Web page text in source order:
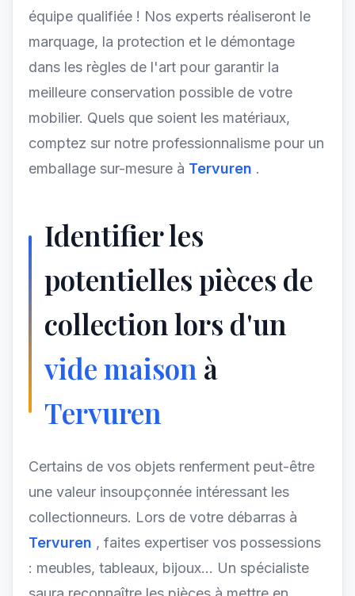
équipe qualifiée ! Nos experts réaliseront le
marquage, la protection et le démontage
dans les règles de l'art pour garantir la
meilleure conservation possible de votre
mobilier. Quels que soient les matériaux,
comptez sur notre professionnalisme pour un
emballage sur-mesure à Tervuren .
Identifier les
potentielles pièces de
collection lors d'un
vide maison à
Tervuren
Certains de vos objets renferment peut-être
une valeur insoupçonnée intéressant les
collectionneurs. Lors de votre débarras à
Tervuren , faites expertiser vos possessions
: meubles, tableaux, bijoux... Un spécialiste